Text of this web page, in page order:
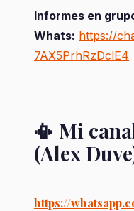
Informes en
Whats: https://
7AX5PrhRzDclE4
📳 Mi
(Alex
https://